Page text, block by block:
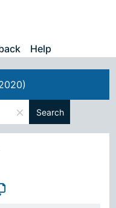
Help
× Search